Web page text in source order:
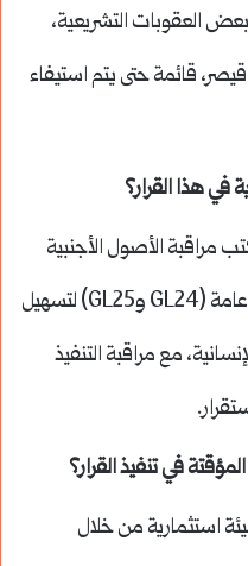
العقوبات التشريعية،
قائمة حتى يتم استيفاء
في هذا القرار؟
مراقبة الأصول الأجنبية
(OFAC)، إصدار تراخيص عامة (GL24 وGL25) لتسهيل
مع مراقبة التنفيذ
في تنفيذ القرار؟
استثمارية من خلال